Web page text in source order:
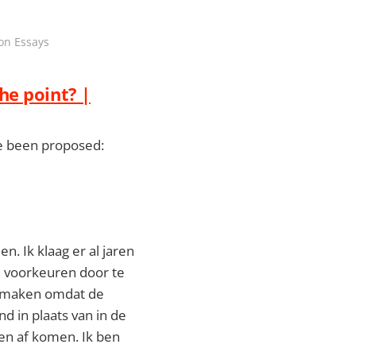
Essays
point? |
been proposed:
Ik klaag er al jaren
voorkeuren door te
omdat de
in plaats van in de
af komen. Ik ben